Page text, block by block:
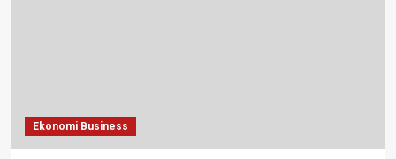
Ekonomi Business